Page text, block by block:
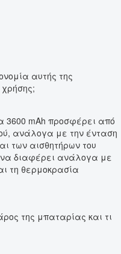
αυτής της
3600 mAh προσφέρει από
ανάλογα με την ένταση
των αισθητήρων του
να διαφέρει ανάλογα με
τη θερμοκρασία
της μπαταρίας και τι